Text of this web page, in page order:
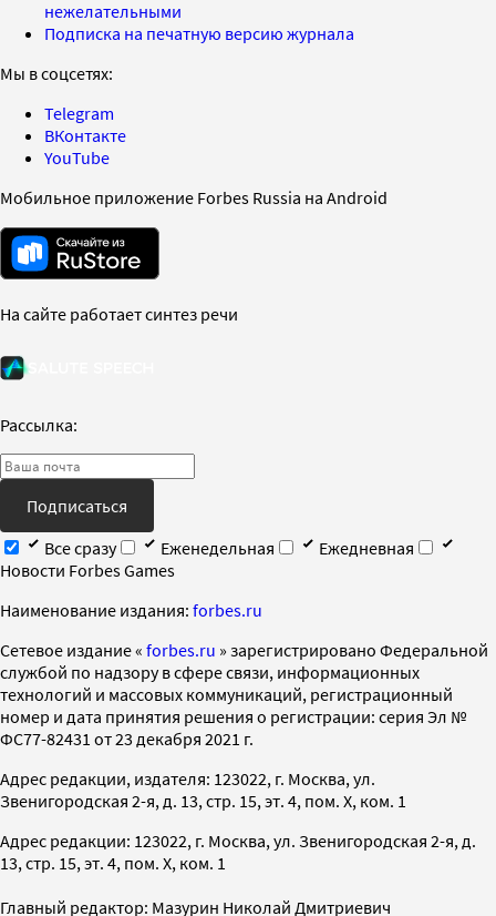
нежелательными
Подписка на печатную версию журнала
Мы в соцсетях:
Telegram
ВКонтакте
YouTube
Мобильное приложение Forbes Russia на Android
На сайте работает синтез речи
Рассылка:
Подписаться
Все сразу
Еженедельная
Ежедневная
Новости Forbes Games
Наименование издания: forbes.ru
Cетевое издание « forbes.ru » зарегистрировано Федеральной
службой по надзору в сфере связи, информационных
технологий и массовых коммуникаций, регистрационный
номер и дата принятия решения о регистрации: серия Эл №
ФС77-82431 от 23 декабря 2021 г.
Адрес редакции, издателя: 123022, г. Москва, ул.
Звенигородская 2-я, д. 13, стр. 15, эт. 4, пом. X, ком. 1
Адрес редакции: 123022, г. Москва, ул. Звенигородская 2-я, д.
13, стр. 15, эт. 4, пом. X, ком. 1
Главный редактор: Мазурин Николай Дмитриевич